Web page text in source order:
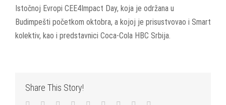
Istočnoj Evropi CEE4Impact Day, koja je održana u
Budimpešti početkom oktobra, a kojoj je prisustvovao i Smart
kolektiv, kao i predstavnici Coca-Cola HBC Srbija.
Share This Story!